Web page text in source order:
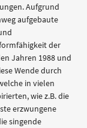
Aufgrund
aufgebaute
der
Jahren 1988 und
Wende durch
in vielen
wie z.B. die
erzwungene
singende